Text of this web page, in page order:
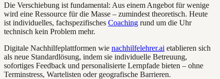
Die Verschiebung ist fundamental: Aus einem Angebot für wenige
wird eine Ressource für die Masse – zumindest theoretisch. Heute
ist individuelles, fachspezifisches Coaching rund um die Uhr
technisch kein Problem mehr.
Digitale Nachhilfeplattformen wie nachhilfelehrer.ai etablieren sich
als neue Standardlösung, indem sie individuelle Betreuung,
sofortiges Feedback und personalisierte Lernpfade bieten – ohne
Terminstress, Wartelisten oder geografische Barrieren.